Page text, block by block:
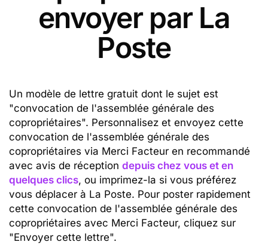
envoyer par La
Poste
Un modèle de lettre gratuit dont le sujet est
"convocation de l'assemblée générale des
copropriétaires". Personnalisez et envoyez cette
convocation de l'assemblée générale des
copropriétaires via Merci Facteur en recommandé
avec avis de réception depuis chez vous et en
quelques clics, ou imprimez-la si vous préférez
vous déplacer à La Poste. Pour poster rapidement
cette convocation de l'assemblée générale des
copropriétaires avec Merci Facteur, cliquez sur
"Envoyer cette lettre".